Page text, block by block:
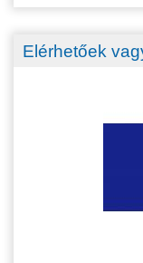
Elérhetőek